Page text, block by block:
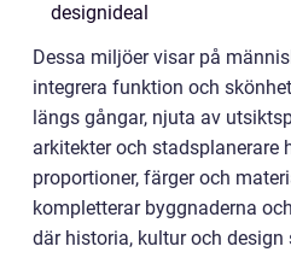
designideal
Dessa miljöer visar på
integrera funktion och
längs gångar, njuta av
arkitekter och stadsplanerare
proportioner, färger och
kompletterar byggnaderna
där historia, kultur och design